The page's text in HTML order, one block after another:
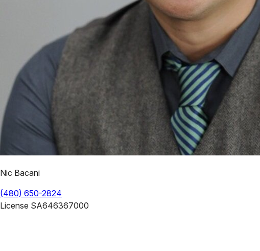
Nic Bacani
(480) 650-2824
License SA646367000